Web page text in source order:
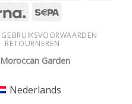
GEBRUIKSVOORWAARDEN
RETOURNEREN
Moroccan Garden
Nederlands